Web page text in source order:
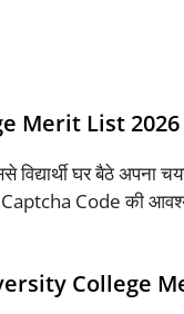
Merit List
विद्यार्थी घर बैठे
Code की
College